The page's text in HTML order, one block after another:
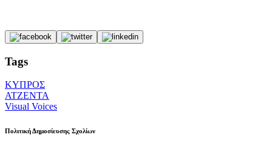
Tags
ΚΥΠΡΟΣ
ΑΤΖΕΝΤΑ
Visual Voices
Πολιτική Δημοσίευσης Σχολίων